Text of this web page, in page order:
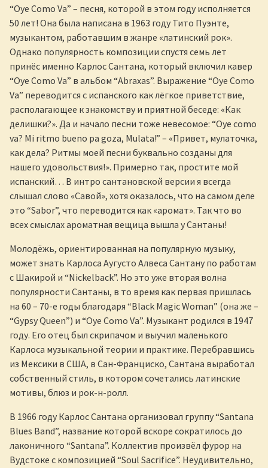
“Oye Como Va” – песня, которой в этом году исполняется
50 лет! Она была написана в 1963 году Тито Пуэнте,
музыкантом, работавшим в жанре «латинский рок».
Однако популярность композиции спустя семь лет
принёс именно Карлос Сантана, который включил кавер
“Oye Como Va” в альбом “Abraxas”. Выражение “Oye Como
Va” переводится с испанского как лёгкое приветствие,
располагающее к знакомству и приятной беседе: «Как
делишки?». Да и начало песни тоже невесомое: “Oye como
va? Mi ritmo bueno pa goza, Mulata!” – «Привет, мулаточка,
как дела? Ритмы моей песни буквально созданы для
нашего удовольствия!». Примерно так, простите мой
испанский… В интро сантановской версии я всегда
слышал слово «Савой», хотя оказалось, что на самом деле
это “Sabor”, что переводится как «аромат». Так что во
всех смыслах ароматная вещица вышла у Сантаны!
Молодёжь, ориентированная на популярную музыку,
может знать Карлоса Аугусто Алвеса Сантану по работам
с Шакирой и “Nickelback”. Но это уже вторая волна
популярности Сантаны, в то время как первая пришлась
на 60 – 70-е годы благодаря “Black Magic Woman” (она же –
“Gypsy Queen”) и “Oye Como Va”. Музыкант родился в 1947
году. Его отец был скрипачом и выучил маленького
Карлоса музыкальной теории и практике. Перебравшись
из Мексики в США, в Сан-Франциско, Сантана выработал
собственный стиль, в котором сочетались латинские
мотивы, блюз и рок-н-ролл.
В 1966 году Карлос Сантана организовал группу “Santana
Blues Band”, название которой вскоре сократилось до
лаконичного “Santana”. Коллектив произвёл фурор на
Вудстоке с композицией “Soul Sacrifice”. Неудивительно,